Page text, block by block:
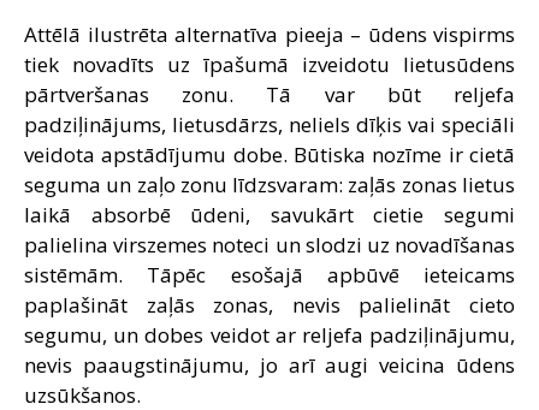
Attēlā ilustrēta alternatīva pieeja – ūdens vispirms
tiek novadīts uz īpašumā izveidotu lietusūdens
pārtveršanas zonu. Tā var būt reljefa
padziļinājums, lietusdārzs, neliels dīķis vai speciāli
veidota apstādījumu dobe. Būtiska nozīme ir cietā
seguma un zaļo zonu līdzsvaram: zaļās zonas lietus
laikā absorbē ūdeni, savukārt cietie segumi
palielina virszemes noteci un slodzi uz novadīšanas
sistēmām. Tāpēc esošajā apbūvē ieteicams
paplašināt zaļās zonas, nevis palielināt cieto
segumu, un dobes veidot ar reljefa padziļinājumu,
nevis paaugstinājumu, jo arī augi veicina ūdens
uzsūkšanos.